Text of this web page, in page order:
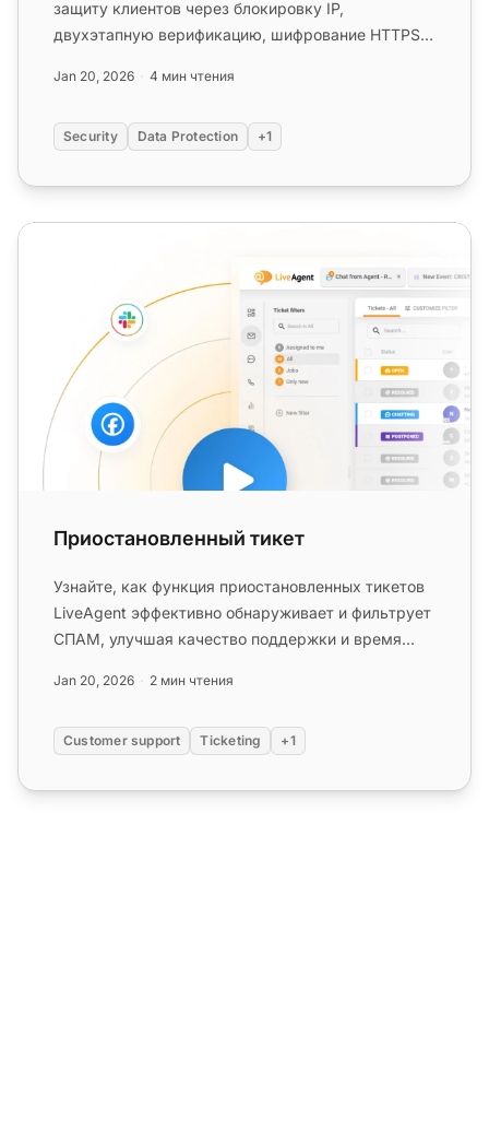
защиту клиентов через блокировку IP,
двухэтапную верификацию, шифрование HTTPS,
Jan 20, 2026 4 мин чтения
Security Data Protection +1
Приостановленный тикет
Приостановленный тикет
Узнайте, как функция приостановленных тикетов
LiveAgent эффективно обнаруживает и фильтрует
СПАМ, улучшая качество поддержки и время
Jan 20, 2026 2 мин чтения
Customer support Ticketing +1